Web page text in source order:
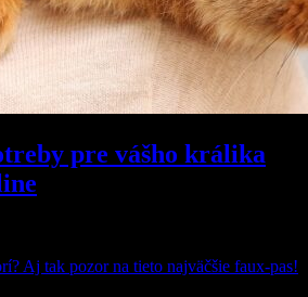
pre vášho králika